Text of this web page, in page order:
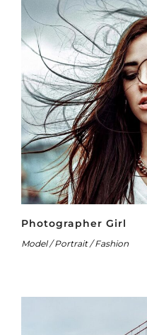
Photographer Girl
Model / Portrait / Fashion